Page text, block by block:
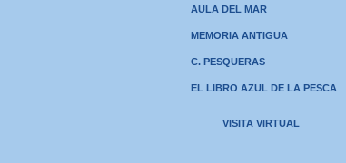
AULA DEL MAR
MEMORIA ANTIGUA
C. PESQUERAS
EL LIBRO AZUL DE LA PESCA
VISITA VIRTUAL